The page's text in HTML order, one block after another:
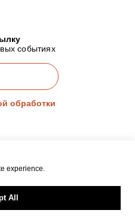
experience.
All
событиях
данных
обработки